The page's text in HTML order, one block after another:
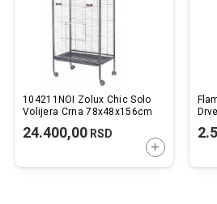
104211NOI Zolux Chic Solo
Volijera Crna 78x48x156cm
24.400,00 RSD
DODAJTE U